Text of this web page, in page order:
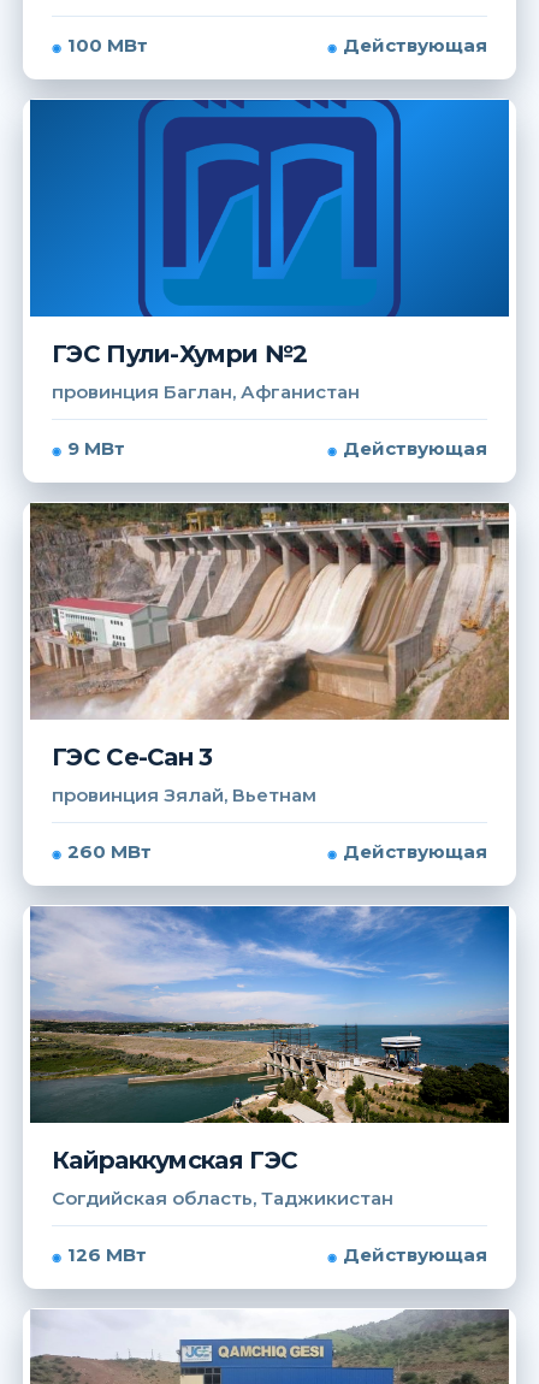
100 МВт Действующая
ГЭС Пули-Хумри №2
провинция Баглан, Афганистан
9 МВт Действующая
ГЭС Се-Сан 3
провинция Зялай, Вьетнам
260 МВт Действующая
Кайраккумская ГЭС
Согдийская область, Таджикистан
126 МВт Действующая